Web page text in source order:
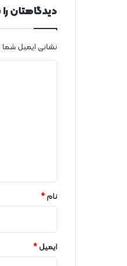
دیدگاهتان
نشانی ایمیل
نام*
ایمیل*